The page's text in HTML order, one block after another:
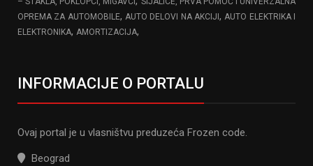
OPREMA ZA AUTOMOBILE,AUTO DELOVI NA AKCIJI,AUTO ELEKTRIKA I
ELEKTRONIKA, AMORTIZACIJA,
INFORMACIJE O PORTALU
Ovaj portal je u vlasništvu preduzeća Frozen code.
Beograd